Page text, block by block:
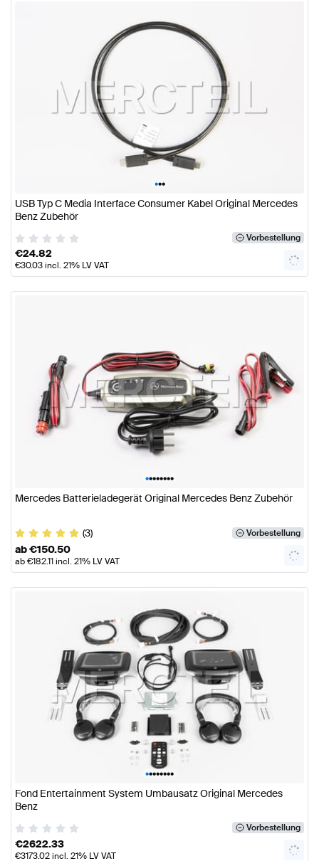
•••
USB Typ C Media Interface Consumer Kabel Original Mercedes
Benz Zubehör
Vorbestellung
€24.82
€30.03incl. 21% LV VAT
••••••••
Mercedes Batterieladegerät Original Mercedes Benz Zubehör
(3) Vorbestellung
ab€150.50
ab€182.11incl. 21% LV VAT
••••••••
Fond Entertainment System Umbausatz Original Mercedes
Benz
Vorbestellung
€2622.33
€3173.02incl. 21% LV VAT